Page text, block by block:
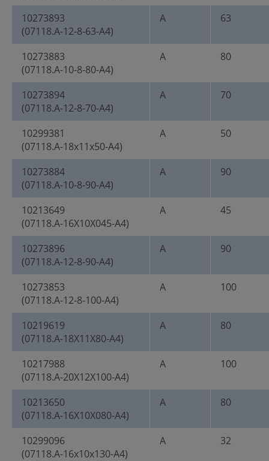
10273893
(07118.A-12-8-63-A4)
A 63
10273883
(07118.A-10-8-80-A4)
A 80
10273894
(07118.A-12-8-70-A4)
A 70
10299381
(07118.A-18x11x50-A4)
A 50
10273884
(07118.A-10-8-90-A4)
A 90
10213649
(07118.A-16X10X045-A4)
A 45
10273896
(07118.A-12-8-90-A4)
A 90
10273853
(07118.A-12-8-100-A4)
A 100
10219619
(07118.A-18X11X80-A4)
A 80
10217988
(07118.A-20X12X100-A4)
A 100
10213650
(07118.A-16X10X080-A4)
A 80
10299096
(07118.A-16x10x130-A4)
A 32